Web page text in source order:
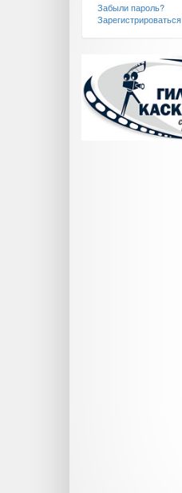
Забыли пароль?
Зарегистрироваться